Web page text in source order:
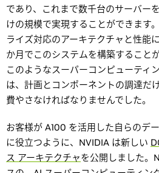
であり、これまで数千台のサーバー
けの規模で実現することができます
ライズ対応のアーキテクチャと性能
か月でこのシステムを構築すること
このようなスーパーコンピューティ
は、計画とコンポーネントの調達だ
費やさなければなりませんでした。
お客様が A100 を活用した自らのデ
に役立つように、NVIDIA は新しい
ス アーキテクチャを公開しました。